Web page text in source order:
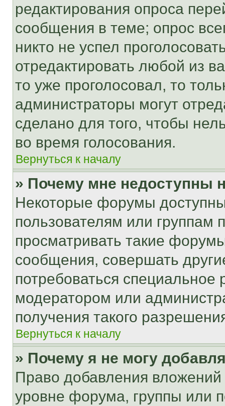
редактирования опроса
сообщения в теме; опрос
никто не успел
отредактировать любой из
то уже проголосовал, то
администраторы могут
сделано для того, чтобы
во время голосования.
Вернуться к началу
» Почему мне недоступны
Некоторые форумы
пользователям или группам
просматривать такие
сообщения, совершать
потребоваться
модератором или
получения такого
Вернуться к началу
» Почему я не могу
Право добавления
уровне форума, группы или